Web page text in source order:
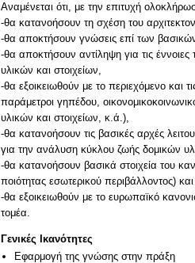
Αναμένεται ότι, με την επιτυχή
-θα κατανοήσουν τη σχέση του
-θα αποκτήσουν γνώσεις επί των
-θα αποκτήσουν αντίληψη για τις
υλικών και στοιχείων,
-θα εξοικειωθούν με το περιεχόμενο και
παράμετροι γηπέδου,
υλικών και στοιχείων, κ.ά.),
-θα κατανοήσουν τις βασικές αρχές
για την ανάλυση κύκλου ζωής δομικών
-θα κατανοήσουν βασικά στοιχεία του
ποιότητας εσωτερικού περιβάλλοντος) και
-θα εξοικειωθούν με το ευρωπαϊκό
τομέα.
Γενικές Ικανότητες
Εφαρμογή της γνώσης στην πράξη